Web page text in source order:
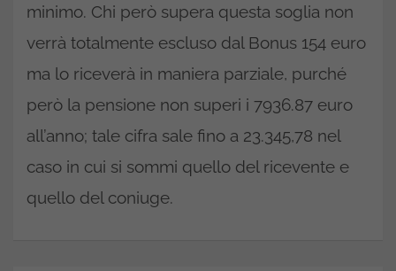
minimo. Chi però supera questa soglia non
verrà totalmente escluso dal Bonus 154 euro
ma lo riceverà in maniera parziale, purché
però la pensione non superi i 7936.87 euro
all’anno; tale cifra sale fino a 23.345,78 nel
caso in cui si sommi quello del ricevente e
quello del coniuge.